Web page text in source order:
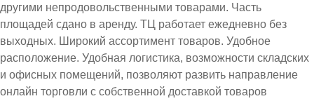
другими непродовольственными товарами. Часть
площадей сдано в аренду. ТЦ работает ежедневно без
выходных. Широкий ассортимент товаров. Удобное
расположение. Удобная логистика, возможности складских
и офисных помещений, позволяют развить направление
онлайн торговли с собственной доставкой товаров